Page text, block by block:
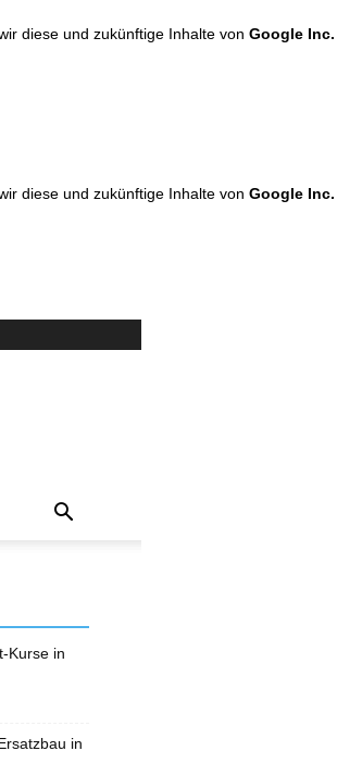
diese und zukünftige Inhalte von Google Inc.
diese und zukünftige Inhalte von Google Inc.
Kurse in
in